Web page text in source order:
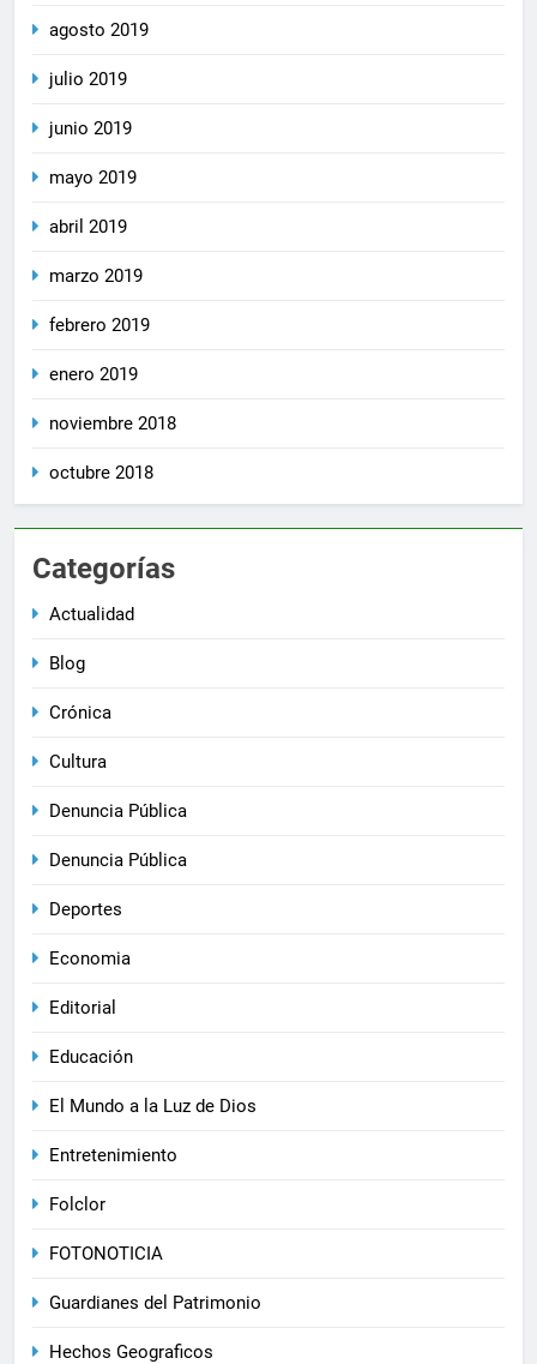
agosto 2019
julio 2019
junio 2019
mayo 2019
abril 2019
marzo 2019
febrero 2019
enero 2019
noviembre 2018
octubre 2018
Categorías
Actualidad
Blog
Crónica
Cultura
Denuncia Pública
Denuncia Pública
Deportes
Economia
Editorial
Educación
El Mundo a la Luz de Dios
Entretenimiento
Folclor
FOTONOTICIA
Guardianes del Patrimonio
Hechos Geograficos